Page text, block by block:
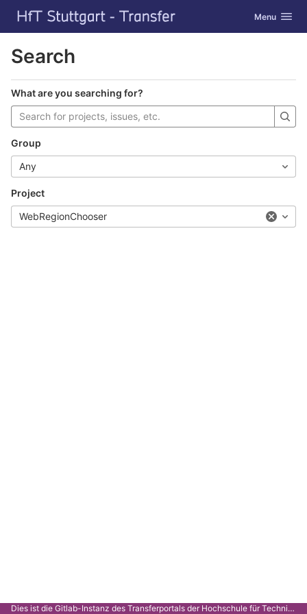
Skip to content
GitLab Toggle
Menu
Search
What are you searching for?
Group
Any
Project
WebRegionChooser
Dies ist die Gitlab-Instanz des Transferportals der Hochschule für Technik Stuttgart.